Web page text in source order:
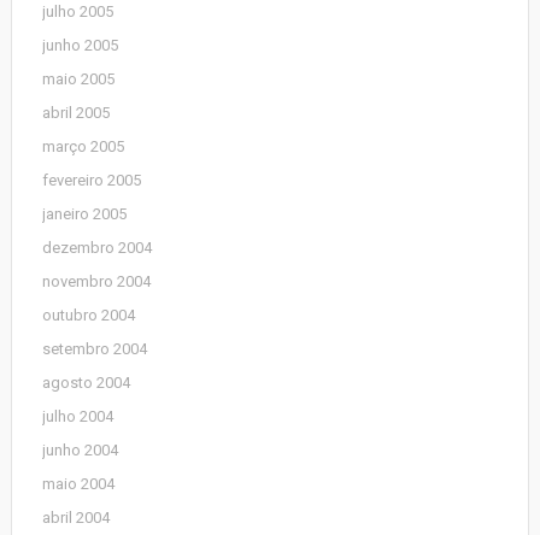
julho 2005
junho 2005
maio 2005
abril 2005
março 2005
fevereiro 2005
janeiro 2005
dezembro 2004
novembro 2004
outubro 2004
setembro 2004
agosto 2004
julho 2004
junho 2004
maio 2004
abril 2004